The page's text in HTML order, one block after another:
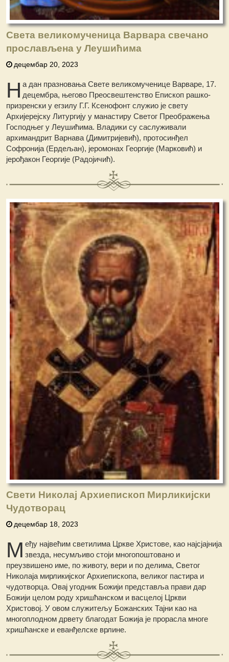
Света великомученица Варвара свечано
прослављена у Леушићима
децембар 20, 2023
Н а дан празновања Свете великомученице Варваре, 17.
децембра, његово Преосвештенство Епископ рашко-
призренски у егзилу Г.Г. Ксенофонт служио је свету
Архијерејску Литургију у манастиру Светог Преображења
Господњег у Леушићима. Владики су саслуживали
архимандрит Варнава (Димитријевић), протосинђел
Софронија (Ердељан), јеромонах Георгије (Марковић) и
јерођакон Георгије (Радојичић).
Свети Николај Архиепископ Мирликијски
Чудотворац
децембар 18, 2023
М еђу највећим светилима Цркве Христове, као најсјајнија
звезда, несумљиво стоји многопоштовано и
преузвишено име, по животу, вери и по делима, Светог
Николаја мирликијског Архиепископа, великог пастира и
чудотворца. Овај угодник Божији представља прави дар
Божији целом роду хришћанском и васцелој Цркви
Христовој. У овом служитељу Божанских Тајни као на
многоплодном дрвету благодат Божија је прорасла многе
хришћанске и еванђелске врлине.